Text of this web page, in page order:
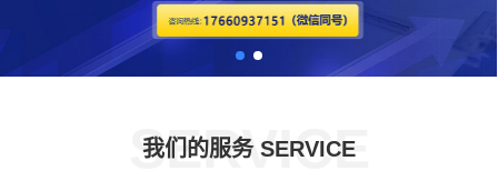
SERVICE
我们的服务 SERVICE